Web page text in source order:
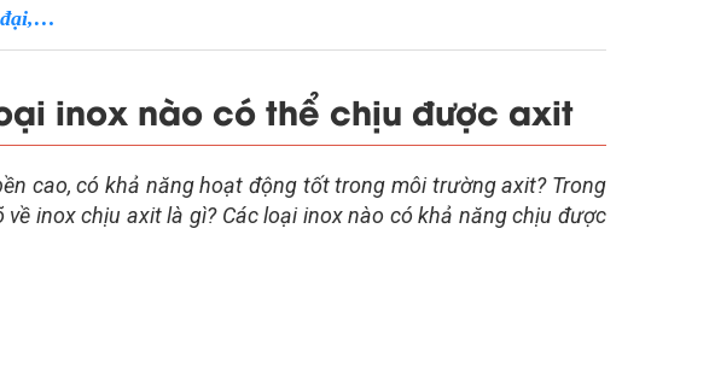
đại,…
inox nào có thể chịu được axit
cao, có khả năng hoạt động tốt trong môi trường axit? Trong
inox chịu axit là gì? Các loại inox nào có khả năng chịu được